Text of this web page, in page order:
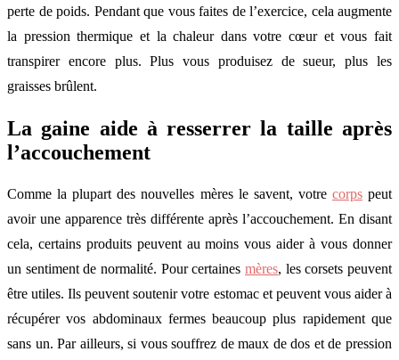
perte de poids. Pendant que vous faites de l’exercice, cela augmente
la pression thermique et la chaleur dans votre cœur et vous fait
transpirer encore plus. Plus vous produisez de sueur, plus les
graisses brûlent.
La gaine aide à resserrer la taille après
l’accouchement
Comme la plupart des nouvelles mères le savent, votre corpspeut
avoir une apparence très différente après l’accouchement. En disant
cela, certains produits peuvent au moins vous aider à vous donner
un sentiment de normalité. Pour certaines mères, les corsets peuvent
être utiles. Ils peuvent soutenir votre estomac et peuvent vous aider à
récupérer vos abdominaux fermes beaucoup plus rapidement que
sans un. Par ailleurs, si vous souffrez de maux de dos et de pression